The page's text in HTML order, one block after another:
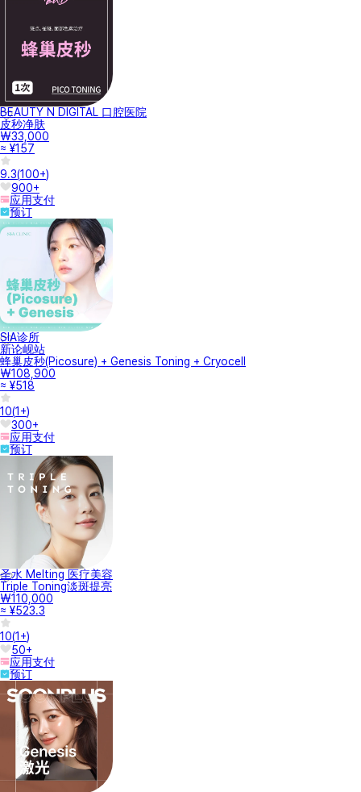
BEAUTY N DIGITAL 口腔医院
皮秒净肤
₩33,000
≈ ¥157
9.3(100+)
900+
应用支付
预订
SIA诊所
新论岘站
蜂巢皮秒(Picosure) + Genesis Toning + Cryocell
₩108,900
≈ ¥518
10(1+)
300+
应用支付
预订
圣水 Melting 医疗美容
Triple Toning淡斑提亮
₩110,000
≈ ¥523.3
10(1+)
50+
应用支付
预订